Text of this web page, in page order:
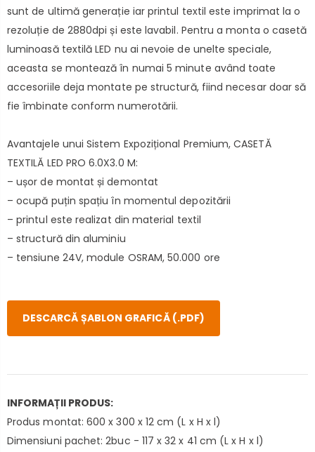
sunt de ultimă generație iar printul textil este imprimat la o
rezoluție de 2880dpi și este lavabil. Pentru a monta o casetă
luminoasă textilă LED nu ai nevoie de unelte speciale,
aceasta se montează în numai 5 minute având toate
accesoriile deja montate pe structură, fiind necesar doar să
fie îmbinate conform numerotării.
Avantajele unui Sistem Expozițional Premium, CASETĂ
TEXTILĂ LED PRO 6.0X3.0 M:
– ușor de montat și demontat
– ocupă puțin spațiu în momentul depozitării
– printul este realizat din material textil
– structură din aluminiu
– tensiune 24V, module OSRAM, 50.000 ore
DESCARCĂ ȘABLON GRAFICĂ (.PDF)
INFORMAȚII PRODUS:
Produs montat: 600 x 300 x 12 cm (L x H x l)
Dimensiuni pachet: 2buc - 117 x 32 x 41 cm (L x H x l)